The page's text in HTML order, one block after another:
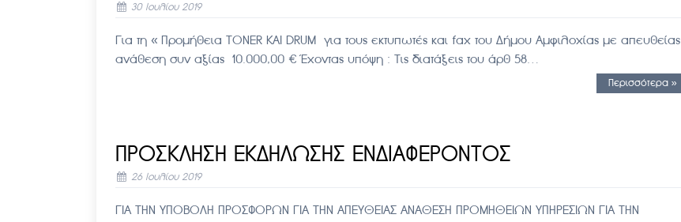
30 Ιουλίου 2019
Για τη « Προμήθεια TONER KAI DRUM για τους εκτυπωτές και fax του Δήμου Αμφιλοχίας με απευθείας
ανάθεση συν αξίας 10.000,00 € Έχοντας υπόψη : Τις διατάξεις του άρθ 58…
Περισσότερα »
ΠΡΟΣΚΛΗΣΗ ΕΚΔΗΛΩΣΗΣ ΕΝΔΙΑΦΕΡΟΝΤΟΣ
26 Ιουλίου 2019
ΓΙΑ ΤΗΝ ΥΠΟΒΟΛΗ ΠΡΟΣΦΟΡΩΝ ΓΙΑ ΤΗΝ ΑΠΕΥΘΕΙΑΣ ΑΝΑΘΕΣΗ ΠΡΟΜΗΘΕΙΩΝ ΥΠΗΡΕΣΙΩΝ ΓΙΑ ΤΗΝ